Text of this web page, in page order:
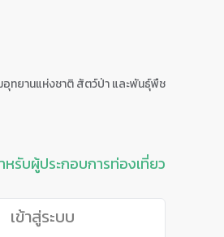
อุทยานแห่งชาติ สัตว์ป่า และพันธุ์พืช
หรับผู้ประกอบการท่องเที่ยว
เข้าสู่ระบบ